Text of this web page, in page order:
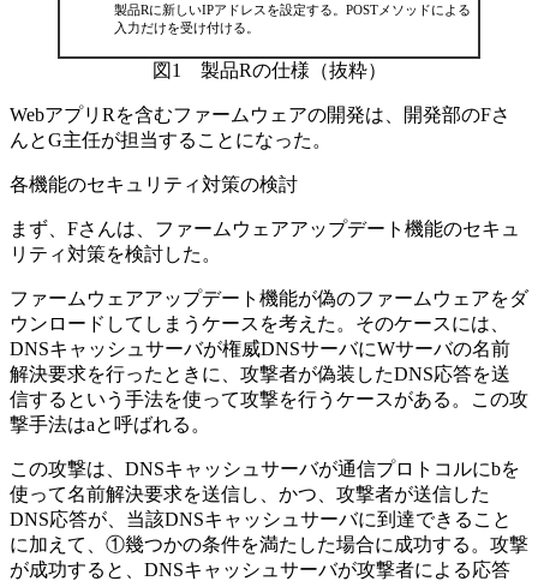
製品Rに新しいIPアドレスを設定する。POSTメソッドによる
入力だけを受け付ける。
図1 製品Rの仕様（抜粋）
WebアプリRを含むファームウェアの開発は、開発部のFさ
んとG主任が担当することになった。
各機能のセキュリティ対策の検討
まず、Fさんは、ファームウェアアップデート機能のセキュ
リティ対策を検討した。
ファームウェアアップデート機能が偽のファームウェアをダ
ウンロードしてしまうケースを考えた。そのケースには、
DNSキャッシュサーバが権威DNSサーバにWサーバの名前
解決要求を行ったときに、攻撃者が偽装したDNS応答を送
信するという手法を使って攻撃を行うケースがある。この攻
撃手法はaと呼ばれる。
この攻撃は、DNSキャッシュサーバが通信プロトコルにbを
使って名前解決要求を送信し、かつ、攻撃者が送信した
DNS応答が、当該DNSキャッシュサーバに到達できること
に加えて、 ①幾つかの条件を満たした場合に成功する。攻撃
が成功すると、DNSキャッシュサーバが攻撃者による応答